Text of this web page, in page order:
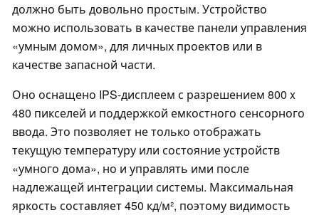
должно быть довольно простым. Устройство
можно использовать в качестве панели управления
«умным домом», для личных проектов или в
качестве запасной части.
Оно оснащено IPS-дисплеем с разрешением 800 x
480 пикселей и поддержкой емкостного сенсорного
ввода. Это позволяет не только отображать
текущую температуру или состояние устройств
«умного дома», но и управлять ими после
надлежащей интеграции системы. Максимальная
яркость составляет 450 кд/м², поэтому видимость